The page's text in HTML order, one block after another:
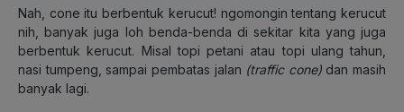
Nah, cone itu berbentuk kerucut! ngomongin tentang kerucut
nih, banyak juga loh benda-benda di sekitar kita yang juga
berbentuk kerucut. Misal topi petani atau topi ulang tahun,
nasi tumpeng, sampai pembatas jalan (traffic cone)dan masih
banyak lagi.